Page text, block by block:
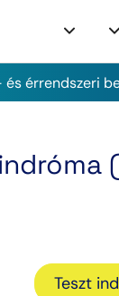
és érrendszeri
Teszt